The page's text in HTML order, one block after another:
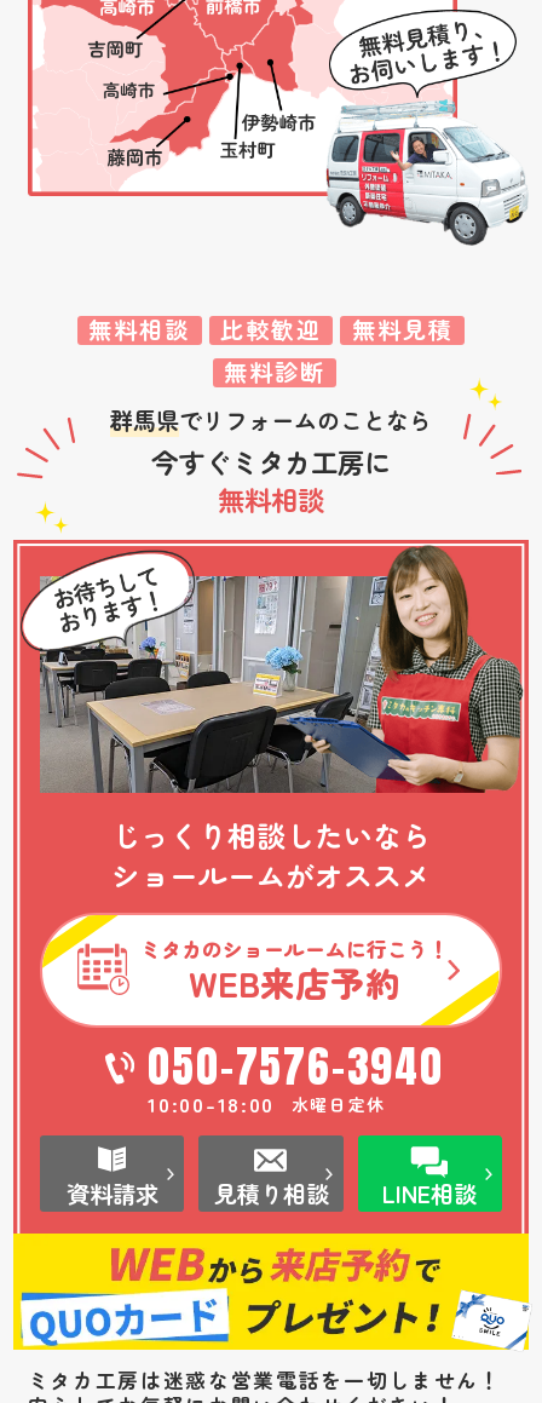
無料相談 比較歓迎
無料見積
無料診断
群馬県でリフォームのことなら
今すぐミタカ工房に
無料相談
じっくり相談したいなら
ショールームがオススメ
ミタカのショールームに行こう！
WEB来店予約
050-7576-3940
10:00-18:00 水曜日定休
資料請求 見積り相談 LINE相談
ミタカ工房は迷惑な営業電話を一切しません！